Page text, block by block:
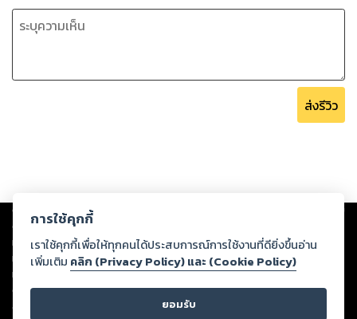
ส่งรีวิว
Copyright © 2026
ต่อผลงานหรือเนื้อหาใดที่อัปโหลดผ่านเว็บไซต์และปรากฏว่าละเมิดสิทธิใน
ทรัพย์สินทางปัญญาของบุคคลอื่นหรือขัดต่อกฎหมายและศีลธรรม ดังนั้น ผู้อ่าน
ทุกท่านโปรดใช้วิจารณญาณในการกลั่นกรองด้วยตนเอง และหากท่านพบว่าส่วน
หนึ่งส่วนใดขัดต่อกฎหมายและศีลธรรม กรุณาแจ้งมายังบริษัท เพื่อทีมงานจะได้
ดำเนินการในทันที ทั้งนี้ ทางสตอรี่ล็อกขอสงวนลิขสิทธิ์ตามพระราชบัญญัติ
ลิขสิทธิ์ พ.ศ. 2537 (ฉบับล่าสุด)
การใช้คุกกี้
เราใช้คุกกี้เพื่อให้ทุกคนได้ประสบการณ์การใช้งานที่ดียิ่งขึ้นอ่าน
เพิ่มเติม คลิก (Privacy Policy) และ (Cookie Policy)
ยอมรับ